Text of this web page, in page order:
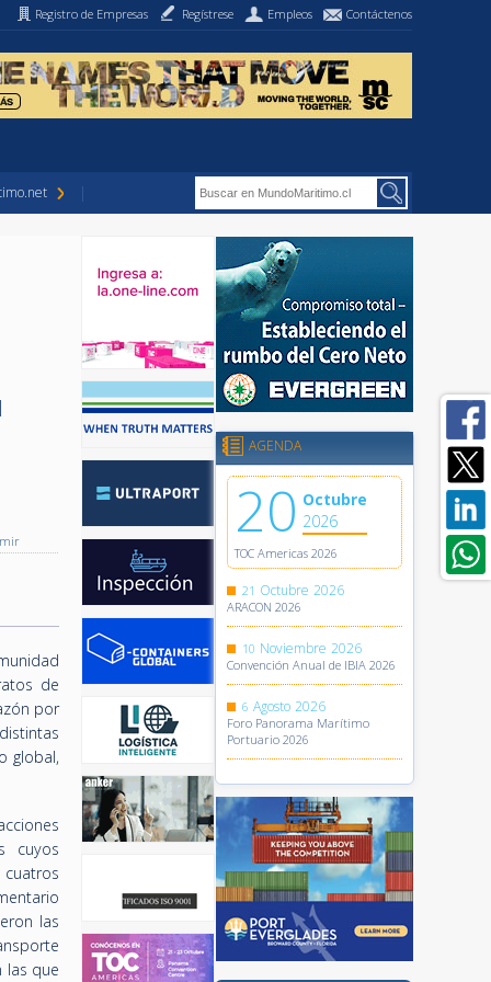
Registro de Empresas Regístrese Empleos Contáctenos
de
por
global,
cuyos
las
las que
AGENDA
20 Octubre
2026
TOC Americas 2026
21 Octubre 2026
ARACON 2026
10 Noviembre 2026
Convención Anual de IBIA 2026
6 Agosto 2026
Foro Panorama Marítimo
Portuario 2026